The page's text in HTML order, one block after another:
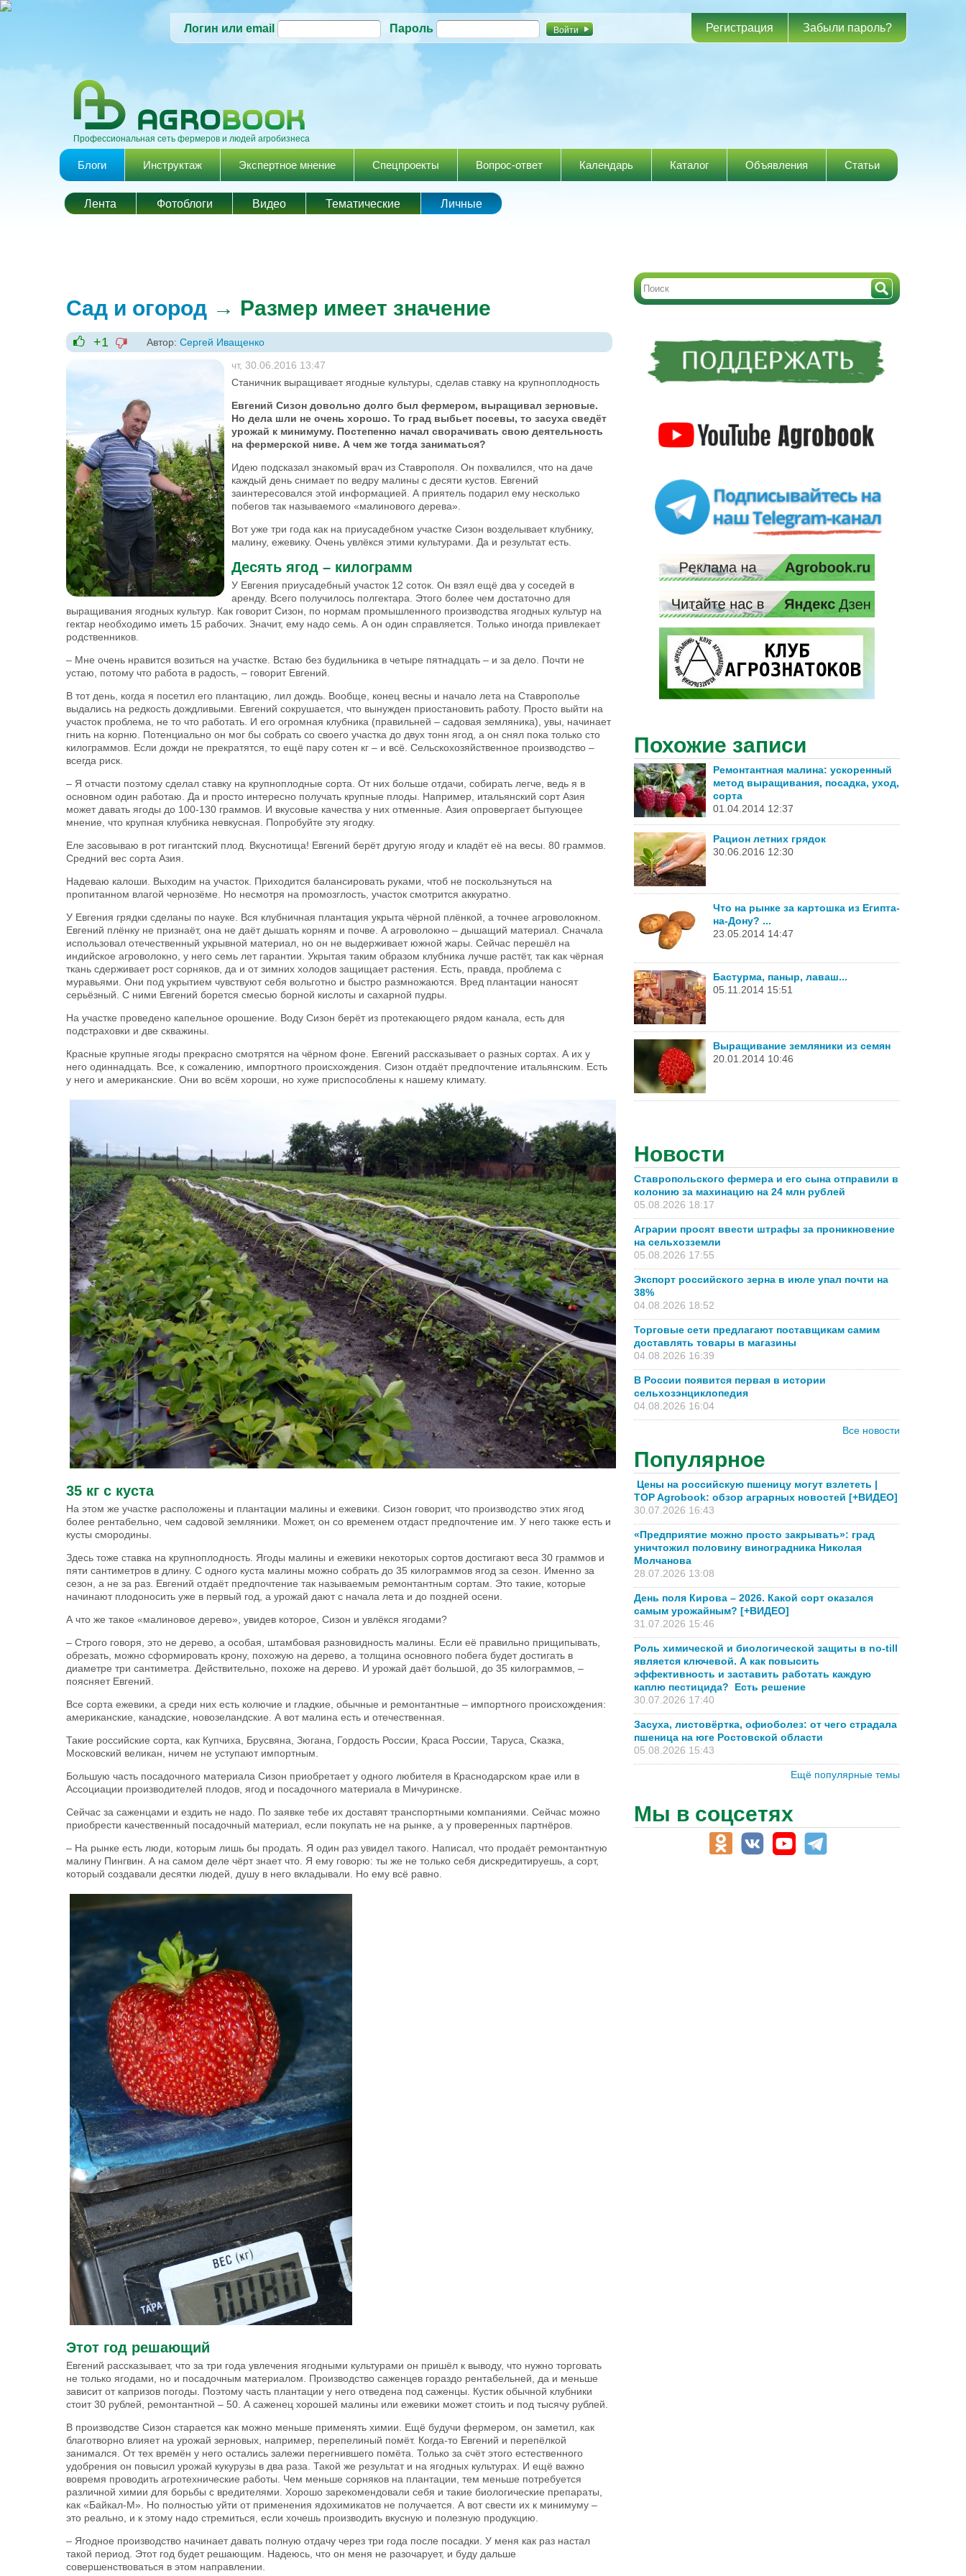
Перейти к
содержанию
Логин или email Пароль Регистрация Забыли пароль?
Профессиональная сеть фермеров и людей агробизнеса
Главное меню
Блоги Инструктаж Экспертное мнение Спецпроекты Вопрос-ответ Календарь Каталог Объявления Статьи
Лента Фотоблоги Видео Тематические Личные
Сад и огород → Размер имеет значение
+1
+1
-1
Автор: Сергей Иващенко
чт, 30.06.2016 13:47
Станичник выращивает ягодные культуры, сделав ставку на крупноплодность
Евгений Сизон довольно долго был фермером, выращивал зерновые.
Но дела шли не очень хорошо. То град выбьет посевы, то засуха сведёт
урожай к минимуму. Постепенно начал сворачивать свою деятельность
на фермерской ниве. А чем же тогда заниматься?
Идею подсказал знакомый врач из Ставрополя. Он похвалился, что на даче
каждый день снимает по ведру малины с десяти кустов. Евгений
заинтересовался этой информацией. А приятель подарил ему несколько
побегов так называемого «малинового дерева».
Вот уже три года как на приусадебном участке Сизон возделывает клубнику,
малину, ежевику. Очень увлёкся этими культурами. Да и результат есть.
Десять ягод – килограмм
У Евгения приусадебный участок 12 соток. Он взял ещё два у соседей в
аренду. Всего получилось полгектара. Этого более чем достаточно для
выращивания ягодных культур. Как говорит Сизон, по нормам промышленного производства ягодных культур на
гектар необходимо иметь 15 рабочих. Значит, ему надо семь. А он один справляется. Только иногда привлекает
родственников.
– Мне очень нравится во­зиться на участке. Встаю без будильника в четыре пятнадцать – и за дело. Почти не
устаю, потому что работа в радость, – говорит Евгений.
В тот день, когда я посетил его плантацию, лил дождь. Вообще, конец весны и начало лета на Ставрополье
выдались на редкость дождливыми. Евгений сокрушается, что вынужден приостановить работу. Просто выйти на
участок проблема, не то что работать. И его огромная клубника (правильней – садовая земляника), увы, начинает
гнить на корню. Потенциально он мог бы собрать со своего участка до двух тонн ягод, а он снял пока только сто
килограммов. Если дожди не прекратятся, то ещё пару сотен кг – и всё. Сельскохозяйственное производство –
всегда риск.
– Я отчасти поэтому сделал ставку на крупноплодные сорта. От них больше отдачи, собирать легче, ведь я в
основном один работаю. Да и просто интересно получать крупные плоды. Например, итальянский сорт Азия
может давать ягоды до 100-130 граммов. И вкусовые качества у них отменные. Азия опровергает бытующее
мнение, что крупная клубника невкусная. Попробуйте эту ягодку.
Еле засовываю в рот гигантский плод. Вкуснотища! Евгений берёт другую ягоду и кладёт её на весы. 80 граммов.
Средний вес сорта Азия.
Надеваю калоши. Выходим на участок. Приходится балансировать руками, чтоб не поскользнуться на
пропитанном влагой чернозёме. Но несмотря на промозглость, участок смотрится аккуратно.
У Евгения грядки сделаны по науке. Вся клубничная плантация укрыта чёрной плёнкой, а точнее агроволокном.
Евгений плёнку не признаёт, она не даёт дышать корням и почве. А агроволокно – дышащий материал. Сначала
использовал отечественный укрывной материал, но он не выдерживает южной жары. Сейчас перешёл на
индийское агроволокно, у него семь лет гарантии. Укрытая таким образом клубника лучше растёт, так как чёрная
ткань сдерживает рост сорняков, да и от зимних холодов защищает растения. Есть, правда, проблема с
муравьями. Они под укрытием чувствуют себя вольготно и быстро размножаются. Вред плантации наносят
серьёзный. С ними Евгений борется смесью борной кислоты и сахарной пудры.
На участке проведено капельное орошение. Воду Сизон берёт из протекающего рядом канала, есть для
подстраховки и две скважины.
Красные крупные ягоды прекрасно смотрятся на чёрном фоне. Евгений рассказывает о разных сортах. А их у
него одиннадцать. Все, к сожалению, импортного происхождения. Сизон отдаёт предпочтение итальянским. Есть
у него и американские. Они во всём хороши, но хуже приспособлены к нашему климату.
35 кг с куста
На этом же участке расположены и плантации малины и ежевики. Сизон говорит, что производство этих ягод
более рентабельно, чем садовой земляники. Может, он со временем отдаст предпочтение им. У него также есть и
кусты смородины.
Здесь тоже ставка на крупноплодность. Ягоды малины и ежевики некоторых сортов достигают веса 30 граммов и
пяти сантиметров в длину. С одного куста малины можно собрать до 35 килограммов ягод за сезон. Именно за
сезон, а не за раз. Евгений отдаёт предпочтение так называемым ремонтантным сортам. Это такие, которые
начинают плодоносить уже в первый год, а урожай дают с начала лета и до поздней осени.
А что же такое «малиновое дерево», увидев которое, Сизон и увлёкся ягодами?
– Строго говоря, это не дерево, а особая, штамбовая разновидность малины. Если её правильно прищипывать,
обрезать, можно сформировать крону, похожую на дерево, а толщина основного побега будет достигать в
диаметре три сантиметра. Действительно, похоже на дерево. И урожай даёт большой, до 35 килограммов, –
поясняет Евгений.
Все сорта ежевики, а среди них есть колючие и гладкие, обычные и ремонтантные – импортного происхождения:
американские, канадские, новозеландские. А вот малина есть и отечественная.
Такие российские сорта, как Купчиха, Брусвяна, Зюгана, Гордость России, Краса России, Таруса, Сказка,
Московский великан, ничем не уступают импортным.
Большую часть посадочного материала Сизон приобретает у одного любителя в Краснодарском крае или в
Ассоциации производителей плодов, ягод и посадочного материала в Мичуринске.
Сейчас за саженцами и ездить не надо. По заявке тебе их доставят транспортными компаниями. Сейчас можно
приобрести качественный посадочный материал, если покупать не на рынке, а у проверенных партнёров.
– На рынке есть люди, которым лишь бы продать. Я один раз увидел такого. Написал, что продаёт ремонтантную
малину Пингвин. А на самом деле чёрт знает что. Я ему говорю: ты же не только себя дискредитируешь, а сорт,
который создавали десятки людей, душу в него вкладывали. Но ему всё равно.
Этот год решающий
Евгений рассказывает, что за три года увлечения ягодными культурами он пришёл к выводу, что нужно торговать
не только ягодами, но и посадочным материалом. Производство саженцев гораздо рентабельней, да и меньше
зависит от капризов погоды. Поэтому часть плантации у него отведена под саженцы. Кустик обычной клубники
стоит 30 рублей, ремонтантной – 50. А саженец хорошей малины или ежевики может стоить и под тысячу рублей.
В производстве Сизон старается как можно меньше применять химии. Ещё будучи фермером, он заметил, как
благотворно влияет на урожай зерновых, например, перепелиный помёт. Когда-то Евгений и перепёлкой
занимался. От тех времён у него остались залежи перегнившего помёта. Только за счёт этого естественного
удобрения он повысил урожай кукурузы в два раза. Такой же результат и на ягодных культурах. И ещё важно
вовремя проводить агротехнические работы. Чем меньше сорняков на плантации, тем меньше потребуется
различной химии для борьбы с вредителями. Хорошо зарекомендовали себя и такие биологические препараты,
как «Байкал-М». Но полностью уйти от применения ядохимикатов не получается. А вот свести их к минимуму –
это реально, и к этому надо стремиться, если хочешь производить вкусную и полезную продукцию.
– Ягодное производство начинает давать полную отдачу через три года после посадки. У меня как раз настал
такой период. Этот год будет решающим. Надеюсь, что он меня не разочарует, и буду дальше
совершенствоваться в этом направлении.
Похожие записи
Ремонтантная малина: ускоренный
метод выращивания, посадка, уход,
сорта
01.04.2014 12:37
Рацион летних грядок
30.06.2016 12:30
Что на рынке за картошка из Египта-
на-Дону? ...
23.05.2014 14:47
Бастурма, паныр, лаваш...
05.11.2014 15:51
Выращивание земляники из семян
20.01.2014 10:46
Новости
Ставропольского фермера и его сына отправили в
колонию за махинацию на 24 млн рублей
05.08.2026 18:17
Аграрии просят ввести штрафы за проникновение
на сельхозземли
05.08.2026 17:55
Экспорт российского зерна в июле упал почти на
38%
04.08.2026 18:52
Торговые сети предлагают поставщикам самим
доставлять товары в магазины
04.08.2026 16:39
В России появится первая в истории
сельхозэнциклопедия
04.08.2026 16:04
Все новости
Популярное
Цены на российскую пшеницу могут взлететь |
TOP Agrobook: обзор аграрных новостей [+ВИДЕО]
30.07.2026 16:43
«Предприятие можно просто закрывать»: град
уничтожил половину виноградника Николая
Молчанова
28.07.2026 13:08
День поля Кирова – 2026. Какой сорт оказался
самым урожайным? [+ВИДЕО]
31.07.2026 15:46
Роль химической и биологической защиты в no-till
является ключевой. А как повысить
эффективность и заставить работать каждую
каплю пестицида? Есть решение
30.07.2026 17:40
Засуха, листовёртка, офиоболез: от чего страдала
пшеница на юге Ростовской области
05.08.2026 15:43
Ещё популярные темы
Мы в соцсетях